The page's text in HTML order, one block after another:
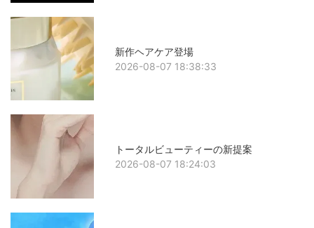
新作ヘアケア登場
2026-08-07 18:38:33
トータルビューティーの新提案
2026-08-07 18:24:03